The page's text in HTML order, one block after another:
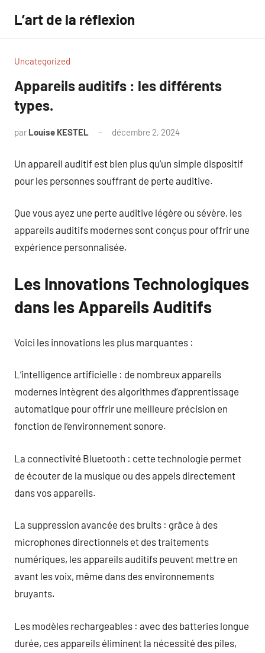
contenu
L’art de la réflexion
Uncategorized
Appareils auditifs : les différents
types.
par Louise KESTEL décembre 2, 2024
Un appareil auditif est bien plus qu’un simple dispositif
pour les personnes souffrant de perte auditive.
Que vous ayez une perte auditive légère ou sévère, les
appareils auditifs modernes sont conçus pour offrir une
expérience personnalisée.
Les Innovations Technologiques
dans les Appareils Auditifs
Voici les innovations les plus marquantes :
L’intelligence artificielle : de nombreux appareils
modernes intègrent des algorithmes d’apprentissage
automatique pour offrir une meilleure précision en
fonction de l’environnement sonore.
La connectivité Bluetooth : cette technologie permet
de écouter de la musique ou des appels directement
dans vos appareils.
La suppression avancée des bruits : grâce à des
microphones directionnels et des traitements
numériques, les appareils auditifs peuvent mettre en
avant les voix, même dans des environnements
bruyants.
Les modèles rechargeables : avec des batteries longue
durée, ces appareils éliminent la nécessité des piles,